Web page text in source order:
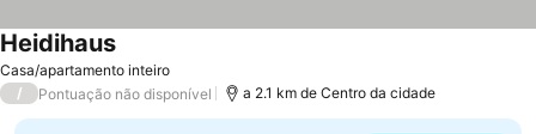
Casa/apartamento inteiro
Heidihaus
/ Pontuação não disponível a 2.1 km de Centro da cidade